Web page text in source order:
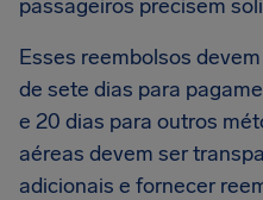
passageiros precisem
Esses reembolsos
de sete dias para
e 20 dias para outros
aéreas devem ser
adicionais e fornecer